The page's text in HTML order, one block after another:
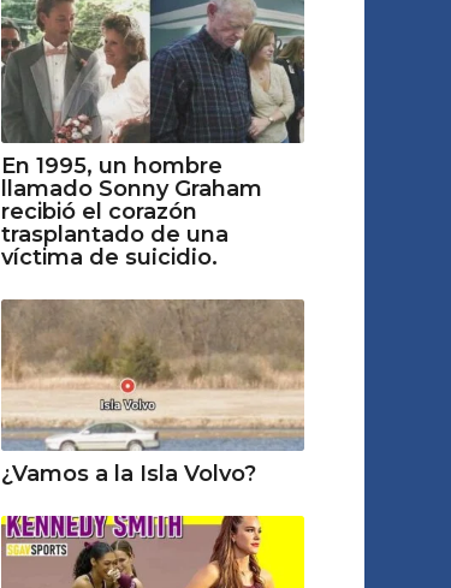
En 1995, un hombre
llamado Sonny Graham
recibió el corazón
trasplantado de una
víctima de suіcidіo.
¿Vamos a la Isla Volvo?